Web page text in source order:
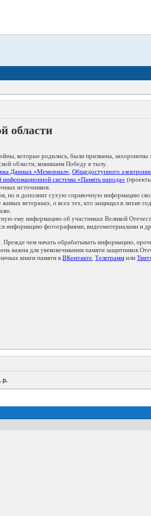
области
которые родились, были призваны, захоронены
области, ковавшим Победу в тылу.
Данных «Мемориал», Общедоступного
информационной системы «Память народа»
источников.
но и дополнит сухую справочную информацию
ветеранах, о всех тех, кто защищал в лихие
ему информацию об участниках Великой
информацию фотографиями, видеоматериалами и
Прежде чем начать обрабатывать информацию,
важна для увековечивания памяти защитников
книги памяти в ВКонтакте, Телеграмм или
р.